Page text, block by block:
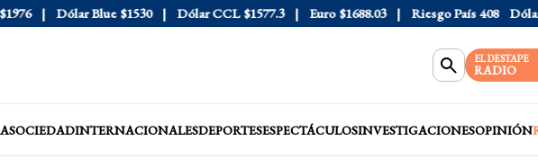
Dólar Blue $1530 Dólar CCL $1577.3 Euro $1688.03 Riesgo País 408 Dólar
EL DESTAPE
RADIO
SOCIEDADINTERNACIONALESDEPORTESESPECTÁCULOSINVESTIGACIONESOPINIÓN